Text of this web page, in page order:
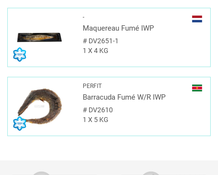
-
Maquereau Fumé IWP
#DV2651-1
1 X 4 KG
PERFIT
Barracuda Fumé W/R IWP
#DV2610
1 X 5 KG